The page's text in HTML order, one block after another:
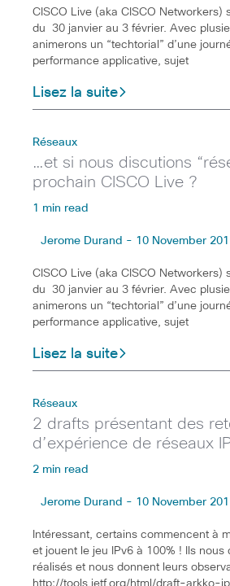
CISCO Live (aka CISCO Networkers)
du 30 janvier au 3 février. Avec
animerons un “techtorial” d’une
performance applicative, sujet
Lisez la suite
Réseaux
…et si nous discutions
prochain CISCO Live ?
1 min read
Jerome Durand - 10 November
CISCO Live (aka CISCO Networkers)
du 30 janvier au 3 février. Avec
animerons un “techtorial” d’une
performance applicative, sujet
Lisez la suite
Réseaux
2 drafts présentant des
d’expérience de réseaux
2 min read
Jerome Durand - 10 November
Intéressant, certains commencent à
et jouent le jeu IPv6 à 100% ! Ils nous
réalisés et nous donnent leurs
http://tools.ietf.org/html/draft-arkko-